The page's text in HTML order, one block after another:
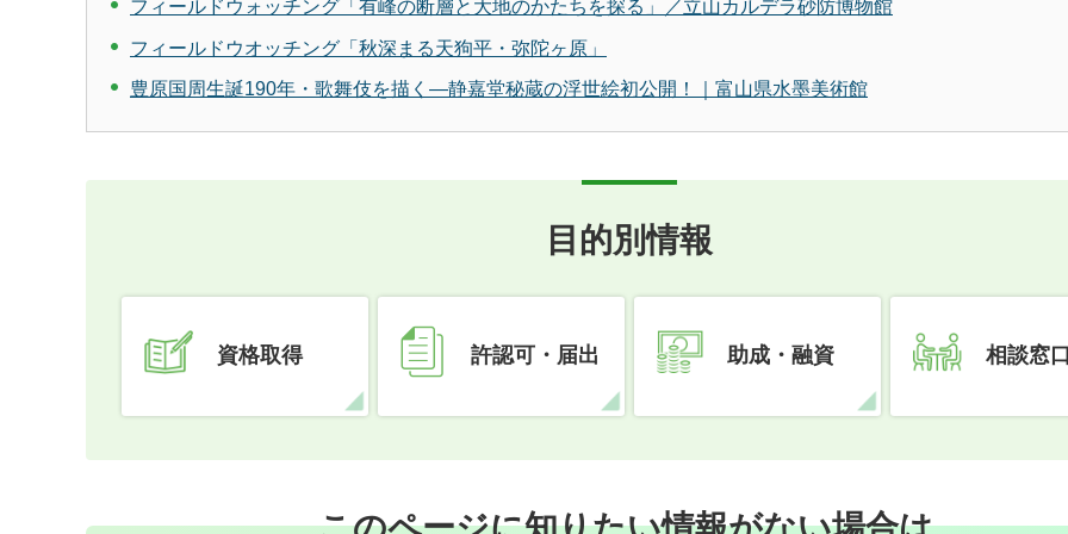
フィールドウォッチング「有峰の断層と大地のかたちを探る」／立山カルデラ砂防博物館
フィールドウオッチング「秋深まる天狗平・弥陀ヶ原」
豊原国周生誕190年・歌舞伎を描く―静嘉堂秘蔵の浮世絵初公開！｜富山県水墨美術館
目的別情報
資格取得 許認可・届出 助成・融資 相談窓